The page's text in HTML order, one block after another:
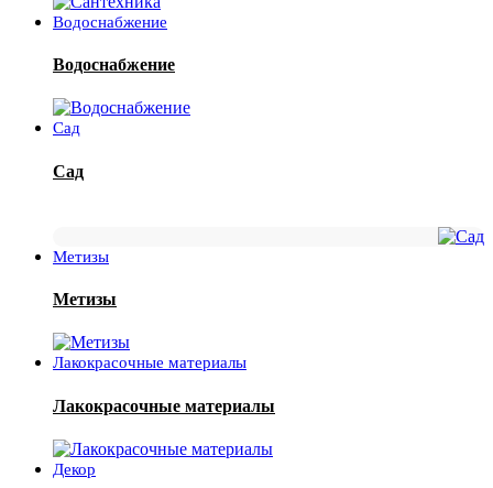
Водоснабжение
Водоснабжение
Сад
Сад
Метизы
Метизы
Лакокрасочные материалы
Лакокрасочные материалы
Декор